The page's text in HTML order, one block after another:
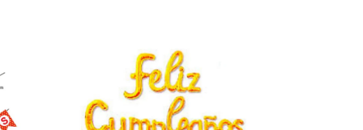
Ver detalles